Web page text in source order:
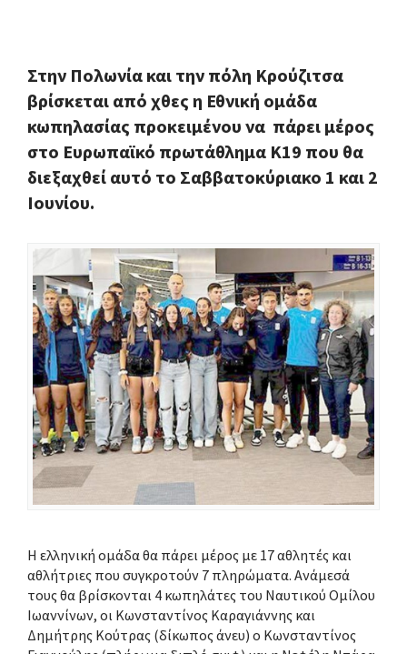
Στην Πολωνία και την πόλη Κρούζιτσα
βρίσκεται από χθες η Εθνική ομάδα
κωπηλασίας προκειμένου να πάρει μέρος
στο Ευρωπαϊκό πρωτάθλημα Κ19 που θα
διεξαχθεί αυτό το Σαββατοκύριακο 1 και 2
Ιουνίου.
Η ελληνική ομάδα θα πάρει μέρος με 17 αθλητές και
αθλήτριες που συγκροτούν 7 πληρώματα. Ανάμεσά
τους θα βρίσκονται 4 κωπηλάτες του Ναυτικού Ομίλου
Ιωαννίνων, οι Κωνσταντίνος Καραγιάννης και
Δημήτρης Κούτρας (δίκωπος άνευ) ο Κωνσταντίνος